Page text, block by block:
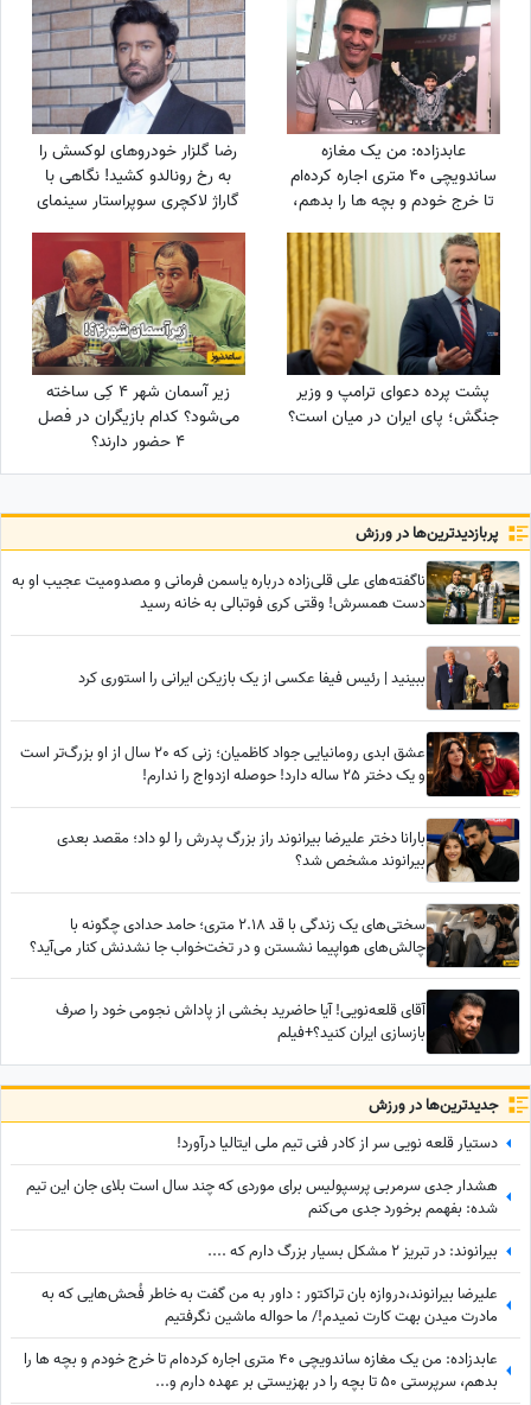
عابدزاده: من یک مغازه
ساندویچی 40 متری اجاره کرده‌ام
تا خرج خودم و بچه ها را بدهم،
سرپرستی 50 تا بچه را در
بهزیستی بر عهده دارم و...
رضا گلزار خودروهای لوکسش را
به رخ رونالدو کشید! نگاهی با
گاراژ لاکچری سوپراستار سینمای
ایران+عکس
پشت پرده دعوای ترامپ و وزیر
جنگش؛ پای ایران در میان است؟
زیر آسمان شهر 4 کِی ساخته
می‌شود؟ کدام بازیگران در فصل
4 حضور دارند؟
پربازدید‌ترین‌ها در ورزش
ناگفته‌های علی قلی‌زاده درباره یاسمن فرمانی و مصدومیت عجیب او به
دست همسرش! وقتی کری فوتبالی به خانه رسید
ببینید | رئیس فیفا عکسی از یک بازیکن ایرانی را استوری کرد
عشق ابدی رومانیایی جواد کاظمیان؛ زنی که 20 سال از او بزرگ‌تر است
و یک دختر 25 ساله دارد! حوصله ازدواج را ندارم!
بارانا دختر علیرضا بیرانوند راز بزرگ پدرش را لو داد؛ مقصد بعدی
بیرانوند مشخص شد؟
سختی‌های یک زندگی با قد 2.18 متری؛ حامد حدادی چگونه با
چالش‌های هواپیما نشستن و در تخت‌خواب جا نشدنش کنار می‌آید؟
آقای قلعه‌نویی! آیا حاضرید بخشی از پاداش نجومی خود را صرف
بازسازی ایران کنید؟+فیلم
جدید‌ترین‌ها در ورزش
دستیار قلعه نویی سر از کادر فنی تیم ملی ایتالیا درآورد!
هشدار جدی سرمربی پرسپولیس برای موردی که چند سال است بلای جان این تیم
شده: بفهمم برخورد جدی می‌کنم
بیرانوند: در تبریز 2 مشکل بسیار بزرگ دارم که ....
علیرضا بیرانوند،دروازه بان تراکتور : داور به من گفت به خاطر فُحش‌هایی که به
مادرت میدن بهت کارت نمیدم!/ ما حواله ماشین نگرفتیم
عابدزاده: من یک مغازه ساندویچی 40 متری اجاره کرده‌ام تا خرج خودم و بچه ها را
بدهم، سرپرستی 50 تا بچه را در بهزیستی بر عهده دارم و...